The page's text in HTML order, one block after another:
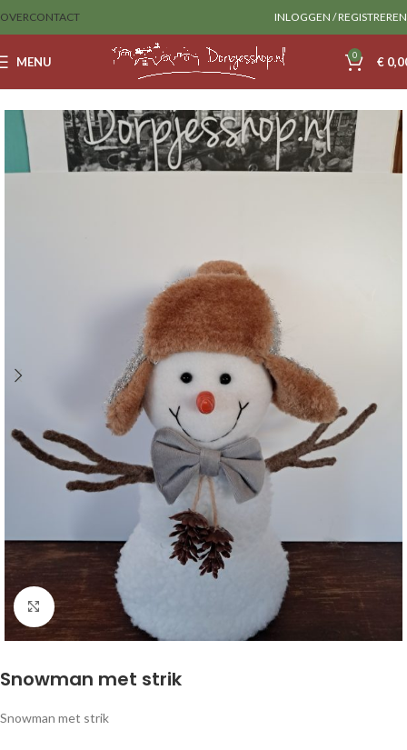
OVERCONTACT INLOGGEN / REGISTREREN
MENU 0 €
Klik om te vergroten
Snowman met strik
Snowman met strik